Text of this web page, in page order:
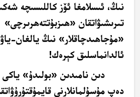
نىڭ، ئىسلامغا ئۆز كاللىسىچە
تىرىشىۋاتقان «ھىزبۇتتەھرىرچى»
«مۇجاھىدچاقلار» نىڭ يالغان-
ئالدانماسلىق كېرەك!
دىن نامىدىن «بولىدۇ»
دەپ مۇسۇلمانلارنى